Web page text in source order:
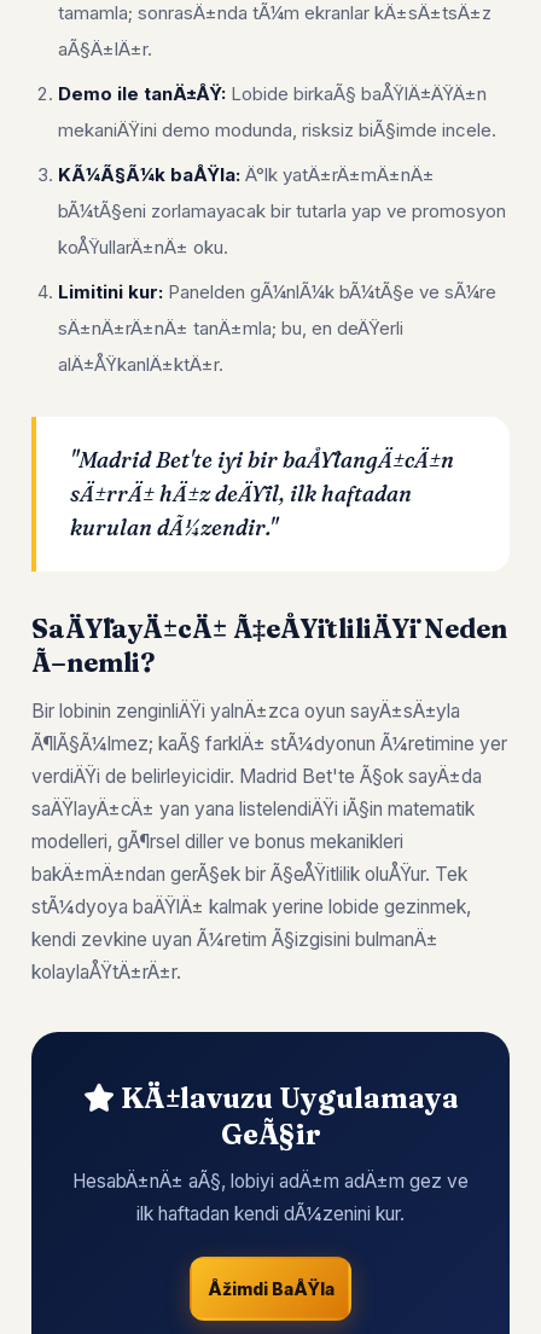
tamamla; sonrasÄ±nda tÃ¼m ekranlar kÄ±sÄ±tsÄ±z
aÃ§Ä±lÄ±r.
Demo ile tanÄ±ÅŸ: Lobide birkaÃ§ baÅŸlÄ±ÄŸÄ±n
mekaniÄŸini demo modunda, risksiz biÃ§imde incele.
KÃ¼Ã§Ã¼k baÅŸla: Ä°lk yatÄ±rÄ±mÄ±nÄ±
bÃ¼tÃ§eni zorlamayacak bir tutarla yap ve promosyon
koÅŸullarÄ±nÄ± oku.
Limitini kur: Panelden gÃ¼nlÃ¼k bÃ¼tÃ§e ve sÃ¼re
sÄ±nÄ±rÄ±nÄ± tanÄ±mla; bu, en deÄŸerli
alÄ±ÅŸkanlÄ±ktÄ±r.
"Madrid Bet'te iyi bir baÅŸlangÄ±cÄ±n
sÄ±rrÄ± hÄ±z deÄŸil, ilk haftadan
kurulan dÃ¼zendir."
SaÄŸlayÄ±cÄ± Ã‡eÅŸitliliÄŸi Neden
Ã–nemli?
Bir lobinin zenginliÄŸi yalnÄ±zca oyun sayÄ±sÄ±yla
Ã¶lÃ§Ã¼lmez; kaÃ§ farklÄ± stÃ¼dyonun Ã¼retimine yer
verdiÄŸi de belirleyicidir. Madrid Bet'te Ã§ok sayÄ±da
saÄŸlayÄ±cÄ± yan yana listelendiÄŸi iÃ§in matematik
modelleri, gÃ¶rsel diller ve bonus mekanikleri
bakÄ±mÄ±ndan gerÃ§ek bir Ã§eÅŸitlilik oluÅŸur. Tek
stÃ¼dyoya baÄŸlÄ± kalmak yerine lobide gezinmek,
kendi zevkine uyan Ã¼retim Ã§izgisini bulmanÄ±
kolaylaÅŸtÄ±rÄ±r.
KÄ±lavuzu Uygulamaya
GeÃ§ir
HesabÄ±nÄ± aÃ§, lobiyi adÄ±m adÄ±m gez ve
ilk haftadan kendi dÃ¼zenini kur.
Åžimdi BaÅŸla